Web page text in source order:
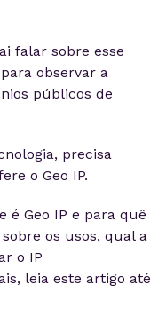
falar sobre esse
observar a
públicos de
precisa
o Geo IP.
é Geo IP e para quê
os usos, qual a
o IP
leia este artigo até